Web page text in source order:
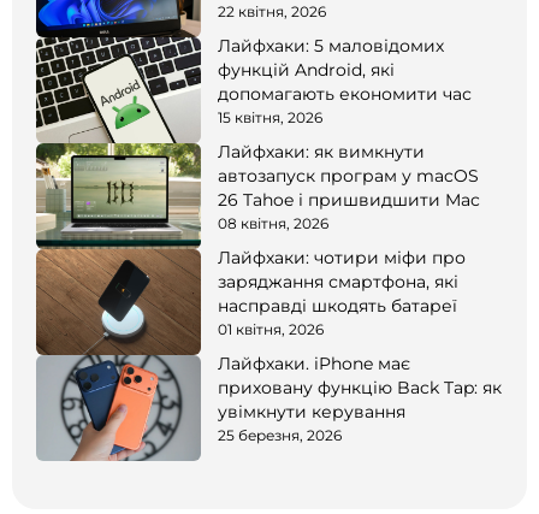
22 квітня, 2026
Лайфхаки: 5 маловідомих
функцій Android, які
допомагають економити час
15 квітня, 2026
Лайфхаки: як вимкнути
автозапуск програм у macOS
26 Tahoe і пришвидшити Mac
08 квітня, 2026
Лайфхаки: чотири міфи про
заряджання смартфона, які
насправді шкодять батареї
01 квітня, 2026
Лайфхаки. iPhone має
приховану функцію Back Tap: як
увімкнути керування
25 березня, 2026